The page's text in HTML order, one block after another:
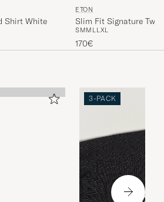
Shirt White
ETON
Slim Fit Signature
Shirt White
SMM LLXL
170€
3-PACK